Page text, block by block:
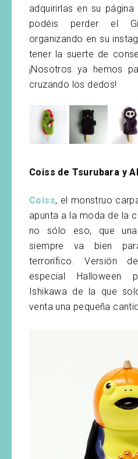
adquirirlas en su página
podéis perder el
organizando en su
tener la suerte de
¡Nosotros ya hemos
cruzando los dedos!
Coiss de Tsurubara y
Coiss, el monstruo
apunta a la moda de la
no sólo eso, que
siempre va bien
terrorífico. Versión
especial Halloween
Ishikawa de la que
venta una pequeña